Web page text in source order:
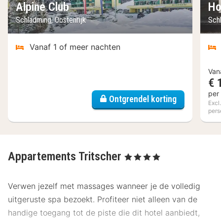
Alpine Club
Schladming, Oostenrijk
Vanaf 1 of meer nachten
Ontgrendel korting
€
per
Appartements Tritscher , 4 Sterren
Verwen jezelf met massages wanneer je de volledig
uitgeruste spa bezoekt. Profiteer niet alleen van de
handige toegang tot de piste die dit hotel aanbiedt,